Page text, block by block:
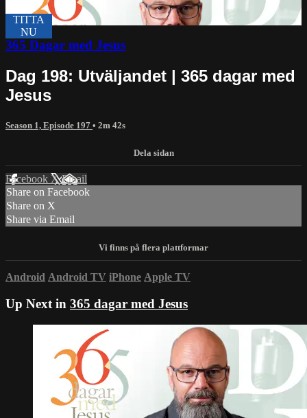
365 Dagar med Jesus
Dag 198: Utväljandet | 365 dagar med
Jesus
Season 1, Episode 197 • 2m 42s
Facebook XEmail
Share on Facebook
Share on X
Share via Email
Android Android TV iPhone Apple TV
Up Next in 365 dagar med Jesus